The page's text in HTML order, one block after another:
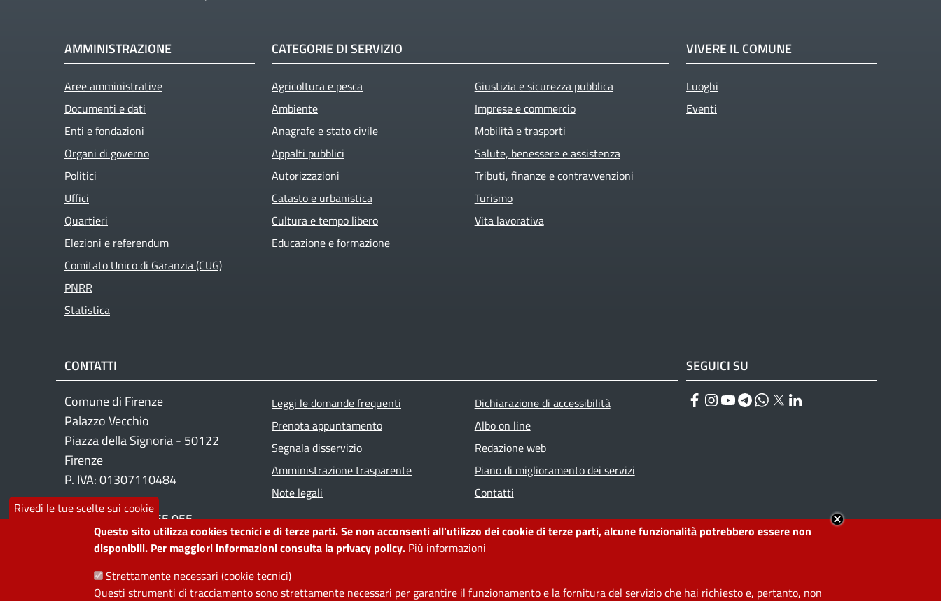
Rivedi le tue scelte sui cookie
Questo sito utilizza cookies tecnici e di terze parti. Se non acconsenti all'utilizzo dei cookie di terze parti, alcune funzionalità potrebbero essere non
disponibili. Per maggiori informazioni consulta la privacy policy. Più informazioni
Strettamente necessari (cookie tecnici)
Questi strumenti di tracciamento sono strettamente necessari per garantire il funzionamento e la fornitura del servizio che hai richiesto e, pertanto, non
AMMINISTRAZIONE
Aree amministrative
Documenti e dati
Enti e fondazioni
Organi di governo
Politici
Uffici
Quartieri
Elezioni e referendum
Comitato Unico di Garanzia (CUG)
PNRR
Statistica
CATEGORIE DI SERVIZIO
Agricoltura e pesca
Ambiente
Anagrafe e stato civile
Appalti pubblici
Autorizzazioni
Catasto e urbanistica
Cultura e tempo libero
Educazione e formazione
Giustizia e sicurezza pubblica
Imprese e commercio
Mobilità e trasporti
Salute, benessere e assistenza
Tributi, finanze e contravvenzioni
Turismo
Vita lavorativa
VIVERE IL COMUNE
Luoghi
Eventi
CONTATTI
Comune di Firenze
Palazzo Vecchio
Piazza della Signoria - 50122
Firenze
P. IVA: 01307110484
Contact center: 055 055
Footer menu
Leggi le domande frequenti
Prenota appuntamento
Segnala disservizio
Amministrazione trasparente
Note legali
Dichiarazione di accessibilità
Albo on line
Redazione web
Piano di miglioramento dei servizi
Contatti
SEGUICI SU
Facebook
Instagram
YouTube
Telegram
WhatsApp
Twitter
PRIVACY